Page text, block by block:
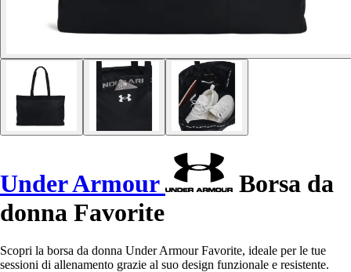
Under Armour
Borsa da
donna Favorite
Scopri la borsa da donna Under Armour Favorite, ideale per le tue
sessioni di allenamento grazie al suo design funzionale e resistente.